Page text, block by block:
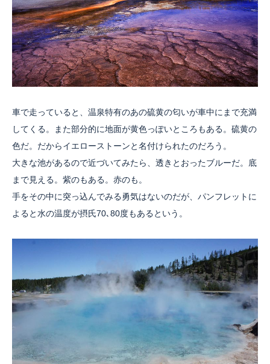
車で走っていると、温泉特有のあの硫黄の匂いが車中にまで充満
してくる。また部分的に地面が黄色っぽいところもある。硫黄の
色だ。だからイエローストーンと名付けられたのだろう。
大きな池があるので近づいてみたら、透きとおったブルーだ。底
まで見える。紫のもある。赤のも。
手をその中に突っ込んでみる勇気はないのだが、パンフレットに
よると水の温度が摂氏70､80度もあるという。